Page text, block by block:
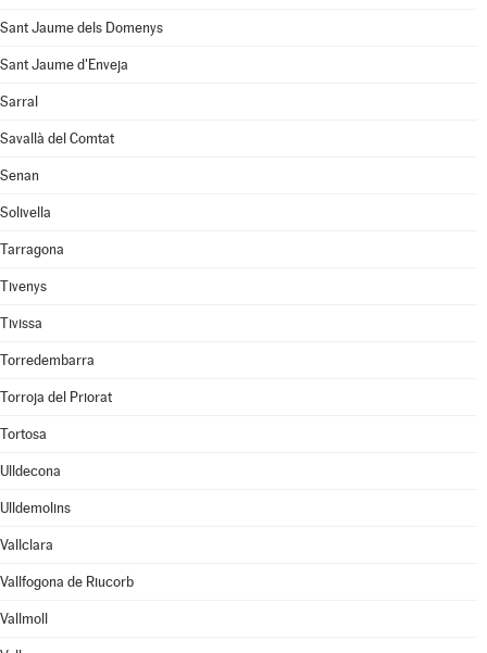
Sant Jaume dels Domenys
Sant Jaume d'Enveja
Sarral
Savallà del Comtat
Senan
Solivella
Tarragona
Tivenys
Tivissa
Torredembarra
Torroja del Priorat
Tortosa
Ulldecona
Ulldemolins
Vallclara
Vallfogona de Riucorb
Vallmoll